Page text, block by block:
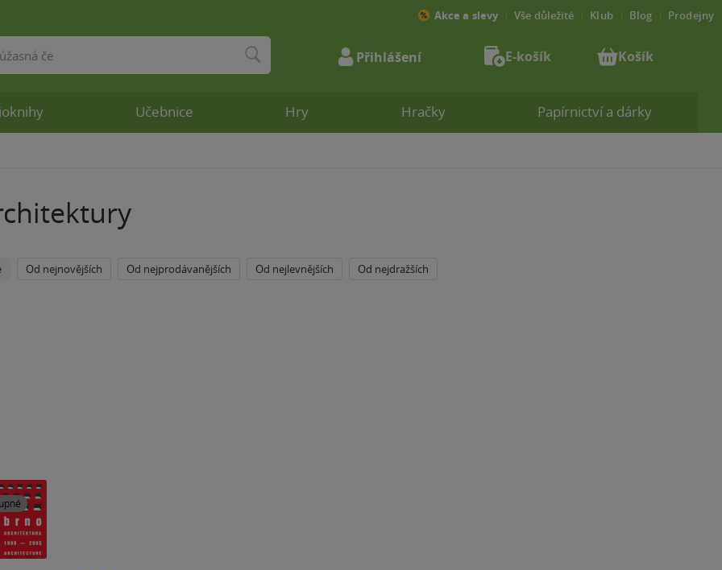
Od nejnovějších Od nejprodávanějších Od nejlevnějších Od nejdražších
Učebnice Hry Hračky Papírnictví a dárky
Akce a slevy Vše důležité Klub Blog Prodejny
Přihlášení E-košík Košík